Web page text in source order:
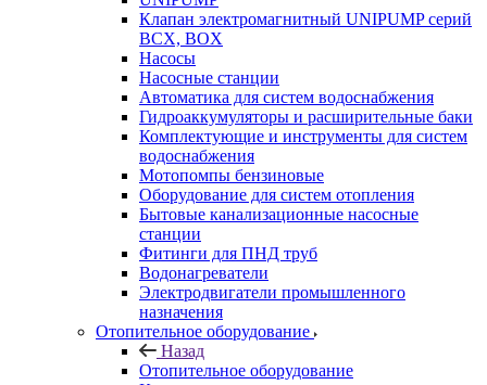
Клапан электромагнитный UNIPUMP серий
BCX, BOX
Насосы
Насосные станции
Автоматика для систем водоснабжения
Гидроаккумуляторы и расширительные баки
Комплектующие и инструменты для систем
водоснабжения
Мотопомпы бензиновые
Оборудование для систем отопления
Бытовые канализационные насосные
станции
Фитинги для ПНД труб
Водонагреватели
Электродвигатели промышленного
назначения
Отопительное оборудование
Назад
Отопительное оборудование